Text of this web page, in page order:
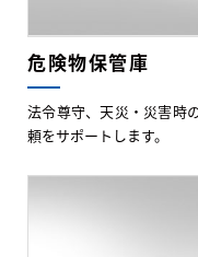
危険物保管庫
法令尊守、天災・災害時
頼をサポートします。